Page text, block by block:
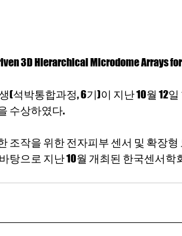
3D Hierarchical Microdome Arrays
(석박통합과정, 6기)이 지난 10월 12
수상하였다.
조작을 위한 전자피부 센서 및 확장
탕으로 지난 10월 개최된 한국센서학